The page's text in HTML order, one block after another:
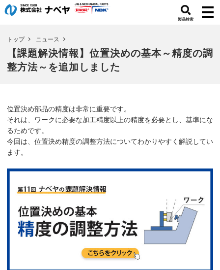
製品検索
トップ ニュース
【課題解決情報】位置決めの基本～精度の調
整方法～を追加しました
位置決め部品の精度は非常に重要です。
それは、ワークに必要な加工精度以上の精度を必要とし、基準にな
るためです。
今回は、位置決め精度の調整方法についてわかりやすく解説してい
ます。